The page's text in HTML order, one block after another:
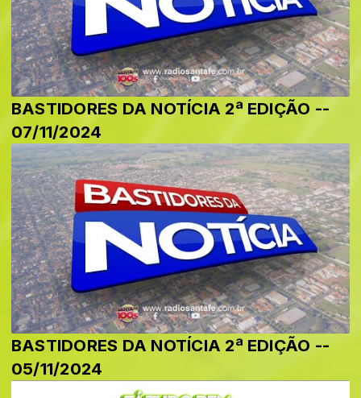
BASTIDORES DA NOTÍCIA 2ª EDIÇÃO --
07/11/2024
BASTIDORES DA NOTÍCIA 2ª EDIÇÃO --
05/11/2024